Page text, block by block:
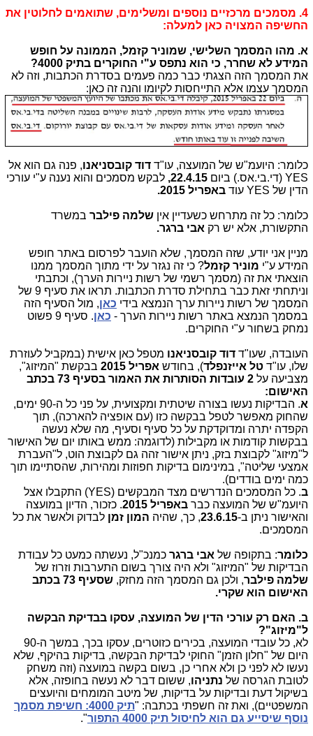
4. מסמכים מרכזיים נוספים ומשלימים, שתואמים לחלוטין את
החשיפה המצויה כאן למעלה:
א. מהו המסמך השלישי, שמוניר קזמל, הממונה על חופש
המידע לא שחרר, כי הוא נתפס ע"י החוקרים בתיק 4000?
את המסמך הזה הצגתי כבר כמה פעמים בסדרת הכתבות, וזה לא
המסמך עצמו אלא התייחסות לקיומו והנה זה כאן:
כלומר: היועמ"ש של המועצה, עו"ד דוד קובסניאנו, פנה גם הוא אל
YES (די.בי.אס.) ביום
22.4.15, לבקש מסמכים והוא נענה ע"י עורכי
הדין של YES עוד
באפריל 2015.
כלומר: כל זה מתרחש כשעדיין אין שלמה פילברבמשרד
התקשורת, אלא יש רק אבי ברגר.
מניין אני יודע, שזה המסמך, שלא הועבר לפרסום באתר חופש
המידע ע"י מוניר קזמל? כי זה נגזר על ידי מתוך המסמך ממנו
הוצאתי את זה (מסמך רשמי של רשות ניירות הערך), וכתבתי
וניתחתי זאת כבר בתחילת סדרת הכתבות. תראו את סעיף 9 של
המסמך של רשות ניירות ערך הנמצא בידי כאן, מול הסעיף הזה
במסמך הנמצא באתר רשות ניירות הערך - כאן
. סעיף 9 פשוט
נמחק בשחור ע"י החוקרים.
העובדה, שעו"ד דוד קובסניאנו מטפל כאן אישית (במקביל לעוזרת
שלו, עו"ד טל אייזנפלד), בחודש אפריל 2015
בבקשת "המיזוג",
מצביעה על
2 עובדות הסותרות את האמור בסעיף 73 בכתב
האישום:
א
. הבדיקות נעשו בצורה שיטתית ומקצועית, על פני כל ה-90 ימים,
שהחוק מאפשר לטפל בבקשה כזו (עם אופציה להארכה), תוך
הקפדה יתרה ומדוקדקת על כל סעיף וסעיף, מה שלא נעשה
בבקשות קודמות או מקבילות (לדוגמה: ממש באותו יום של האישור
ל"מיזוג" לקבוצת בזק, ניתן אישור זהה גם לקבוצת הוט, ל"העברת
אמצעי שליטה", במינימום בדיקות חפוזות ומהירות, שהסתיימו תוך
כמה ימים בודדים).
ב
. כל המסמכים הנדרשים מצד המבקשים (YES) התקבלו אצל
היועמ"ש של המועצה כבר באפריל 2015
. כזכור, הדיון במועצה
והאישור ניתן ב-23.6.15, כך, שהיה המון זמן לבדוק ולאשר את כל
המסמכים.
כלומר: בתקופה של אבי ברגרכמנכ"ל, נעשתה כמעט כל עבודת
הבדיקות של "המיזוג" ולא היה צורך בשום התערבות וזרוז של
שלמה פילבר, ולכן גם המסמך הזה מחזק,
שסעיף 73 בכתב
האישום הוא שקרי.
ב. האם רק עורכי הדין של המועצה, עסקו בבדיקת הבקשה
ל"מיזוג"?
לא, כל עובדי המועצה, בכירים כזוטרים, עסקו בכך, במשך ה-90
היום של "חלון הזמן" החוקי לבדיקת הבקשה, בדיקות בהיקף, שלא
נעשו לא לפני כן ולא אחרי כן, בשום בקשה במועצה (וזה משחק
לטובת הגרסה של נתניהו, ששום דבר לא נעשה בחופזה, אלא
בשיקול דעת ובדיקות על בדיקות, של מיטב המומחים והיועצים
המשפטיים), ואת זה חשפתי בכתבה: "
תיק 4000: חשיפת מסמך
נוסף שיסייע גם הוא לחיסול תיק 4000 התפור
".